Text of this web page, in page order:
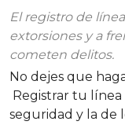
El registro de
extorsiones y a
cometen delitos.
No dejes que
Registrar tu línea
seguridad y la de